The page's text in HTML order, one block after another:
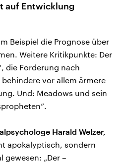
auf Entwicklung
Beispiel die Prognose über
Weitere Kritikpunkte: Der
die Forderung nach
vor allem ärmere
Und: Meadows und sein
Harald Welzer,
apokalyptisch, sondern
gewesen: „Der –